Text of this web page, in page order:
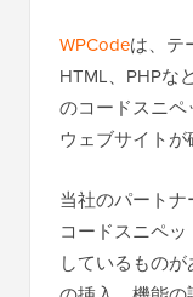
WPCodeは、テ
HTML、PHPな
のコードスニ
ウェブサイトが
当社のパート
コードスニペ
しているもの